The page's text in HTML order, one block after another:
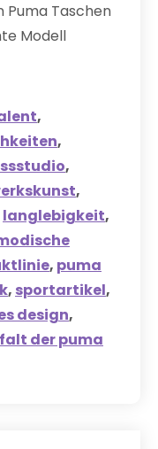
Puma Taschen
Modell
,
,
,
,
langlebigkeit,
, puma
, sportartikel,
design,
der puma